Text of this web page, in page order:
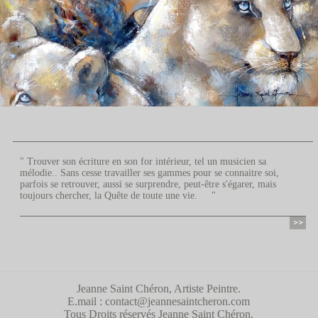
" Trouver son écriture en son for intérieur, tel un musicien sa
mélodie.. Sans cesse travailler ses gammes pour se connaitre soi,
parfois se retrouver, aussi se surprendre, peut-être s'égarer, mais
toujours chercher, la Quête de toute une vie. "
Jeanne Saint Chéron, Artiste Peintre.
E.mail :contact@jeannesaintcheron.com
Tous Droits réservés Jeanne Saint Chéron.